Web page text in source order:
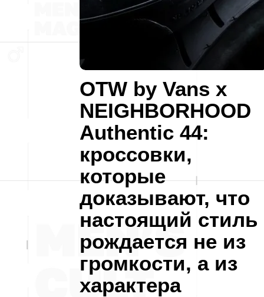
OTW by Vans x
NEIGHBORHOOD
Authentic 44:
кроссовки,
которые
доказывают, что
настоящий стиль
рождается не из
громкости, а из
характера